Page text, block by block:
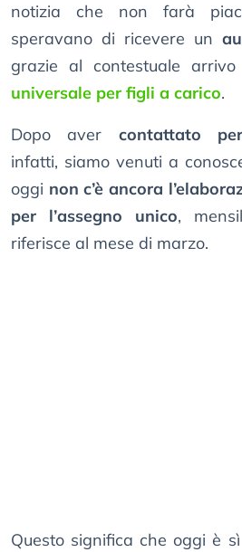
notizia che non farà
speravano di ricevere un
grazie al contestuale arrivo
universale per figli a carico.
Dopo aver contattato
infatti, siamo venuti a
oggi non c’è ancora
per l’assegno unico,
riferisce al mese di marzo.
Questo significa che oggi è